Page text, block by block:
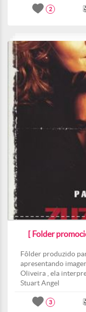
2
[ Folder
Fôlder produzido
apresentando
Oliveira , ela
Stuart Angel
3